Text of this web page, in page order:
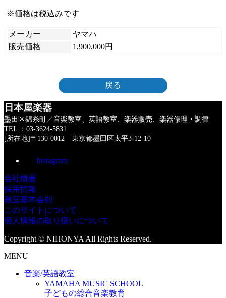
※価格は税込みです
メーカー
ヤマハ
販売価格
1,900,000円
戻る
日本屋楽器
墨田区錦糸町／音楽教室、英語教室、楽器販売、楽器修理・調律
TEL ：03-3624-5831
[所在地]〒130-0012 東京都墨田区太平3-12-10
Instagram
会社概要
採用情報
教室基本会則
このサイトについて
個人情報の取り扱いについて
Copyright © NIHONYA All Rights Reserved.
MENU
音楽/英語教室
YAMAHA MUSIC SCHOOL
子どもの総合音楽教育